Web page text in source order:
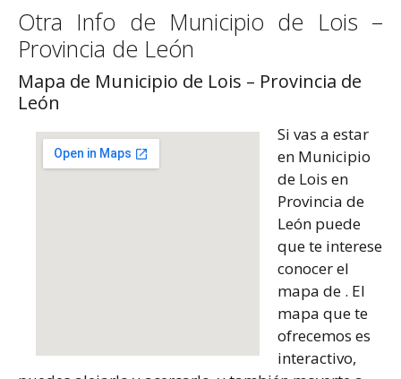
Otra Info de Municipio de Lois –
Provincia de León
Mapa de Municipio de Lois – Provincia de
León
Si vas a estar
en Municipio
de Lois en
Provincia de
León puede
que te interese
conocer el
mapa de . El
mapa que te
ofrecemos es
interactivo,